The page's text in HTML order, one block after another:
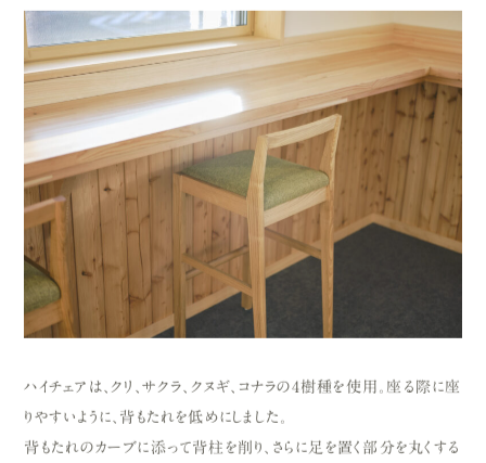
ハイチェアは、クリ、サクラ、クヌギ、コナラの4樹種を使用。座る際に座
りやすいように、背もたれを低めにしました。
背もたれのカーブに添って背柱を削り、さらに足を置く部分を丸くする